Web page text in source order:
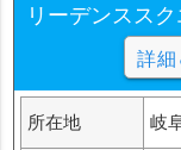
リーデンスス
詳細
所在地 岐